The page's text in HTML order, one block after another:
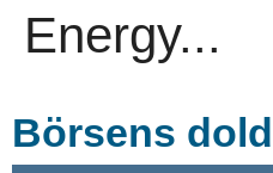
Energy...
Börsens